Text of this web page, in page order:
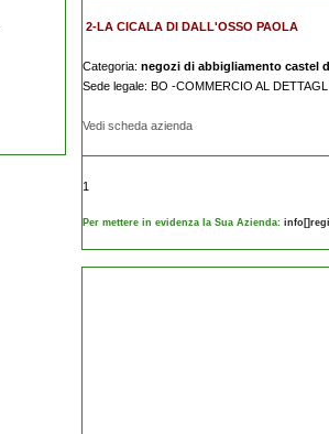
2-LA CICALA DI DALL'OSSO PAOLA
Categoria: negozi di abbigliamento castel
Sede legale: BO -COMMERCIO AL
Vedi scheda azienda
1
Per mettere in evidenza la Sua Azienda: